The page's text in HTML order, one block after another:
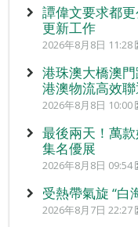
譚偉文要求都
更新工作
2026年8月8日 11:28
港珠澳大橋澳
港澳物流高效聯
2026年8月8日 10:00
最後兩天！萬
集名優展
2026年8月8日 09:54
受熱帶氣旋 “
2026年8月7日 22:27